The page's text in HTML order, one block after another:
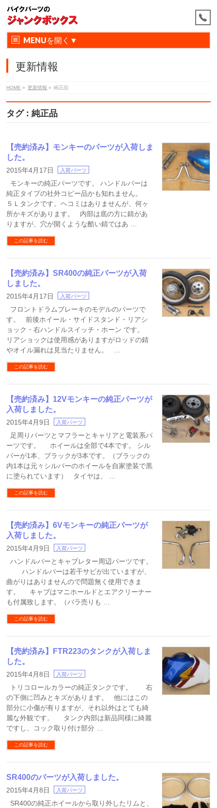
MENU
更新情報
HOME » 更新情報 » 純正品
タグ : 純正品
【売約済み】モンキーのパーツが入荷しま
した。
2015年4月17日 入荷パーツ
モンキーの純正パーツです。 ハンドルバーは
純正タイプの社外コピー品かも知れません。
５Ｌタンクです。ヘコミはありませんが、何ヶ
所かキズがあります。 内部は底の方に錆があ
りますが、穴が開くような酷い錆ではあ …
この記事を読む
【売約済み】SR400の純正パーツが入荷
しました。
2015年4月17日 入荷パーツ
フロントドラムブレーキのモデルのパーツで
す。 前後ホイール・サイドスタンド・リアシ
ョック・右ハンドルスイッチ・ホーン です。
リアショックは使用感がありますがロッドの錆
やオイル漏れは見当たりません。 …
この記事を読む
【売約済み】12Vモンキーの純正パーツが
入荷しました。
2015年4月9日 入荷パーツ
足周りパーツとマフラーとキャリアと電装系パ
ーツです。 ホイールは全部で4本です。 シル
バーが1本、ブラックが3本です。（ブラックの
内1本は元々シルバーのホイールを自家塗装で黒
に塗られています） タイヤは、 …
この記事を読む
【売約済み】6Vモンキーの純正パーツが
入荷しました。
2015年4月9日 入荷パーツ
ハンドルバーとキャブレター周辺パーツです。
ハンドルバーは若干サビが出ていますが、
曲がりはありませんので問題無く使用できま
す。 キャブはマニホールドとエアクリーナー
も付属致します。（バラ売りも …
この記事を読む
【売約済み】FTR223のタンクが入荷しま
した。
2015年4月8日 入荷パーツ
トリコロールカラーの純正タンクです。 右
の下側に凹みとキズがあります。 他にはこの
部分に小傷が有りますが、それ以外はとても綺
麗な外観です。 タンク内部は新品同様に綺麗
ですし、コック取り付け部分 …
この記事を読む
SR400のパーツが入荷しました。
2015年4月8日 入荷パーツ
SR400の純正ホイールから取り外したリムと、